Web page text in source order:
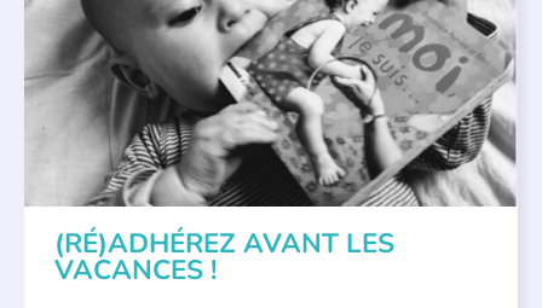
(RÉ)ADHÉREZ AVANT LES
VACANCES !